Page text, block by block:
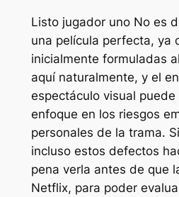
Listo jugador unoNo es
una película perfecta, ya
inicialmente formuladas
aquí naturalmente, y el
espectáculo visual
enfoque en los riesgos
personales de la trama.
incluso estos defectos
pena verla antes de que
Netflix, para poder